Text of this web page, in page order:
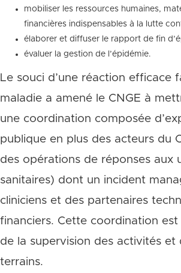
mobiliser les ressources humaines,
financières indispensables à la lutte
élaborer et diffuser le rapport de fin
évaluer la gestion de l’épidémie.
Le souci d’une réaction efficace
maladie a amené le CNGE à
une coordination composée
publique en plus des acteurs du
des opérations de réponses aux
sanitaires) dont un incident
cliniciens et des partenaires
financiers. Cette coordination est
de la supervision des activités et
terrains.